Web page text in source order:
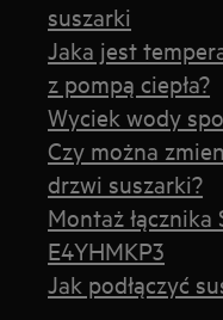
suszarki
Jaka jest
z pompą ciepła?
Wyciek wody
Czy można
drzwi suszarki?
Montaż łącznika
E4YHMKP3
Jak podłączyć